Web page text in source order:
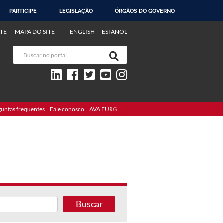
PARTICIPE LEGISLAÇÃO ÓRGÃOS DO GOVERNO
ENGLISH ESPAÑOL
MAPA DO SITE
frequentes Fale conosco AVA FURG
Buscar